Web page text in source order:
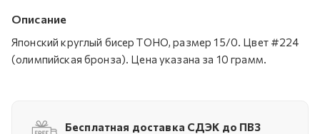
Описание
Японский круглый бисер TOHO, размер 15/0. Цвет #224
(олимпийская бронза). Цена указана за 10 грамм.
Бесплатная доставка СДЭК до ПВЗ